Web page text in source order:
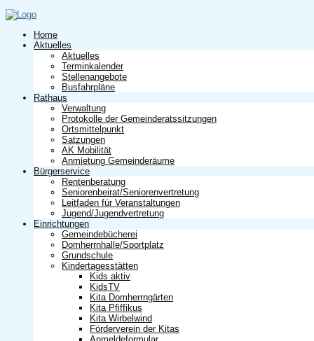
Home
Aktuelles
Aktuelles
Terminkalender
Stellenangebote
Busfahrpläne
Rathaus
Verwaltung
Protokolle der Gemeinderatssitzungen
Ortsmittelpunkt
Satzungen
AK Mobilität
Anmietung Gemeinderäume
Bürgerservice
Rentenberatung
Seniorenbeirat/Seniorenvertretung
Leitfaden für Veranstaltungen
Jugend/Jugendvertretung
Einrichtungen
Gemeindebücherei
Domherrnhalle/Sportplatz
Grundschule
Kindertagesstätten
Kids aktiv
KidsTV
Kita Domherrngärten
Kita Pfiffikus
Kita Wirbelwind
Förderverein der Kitas